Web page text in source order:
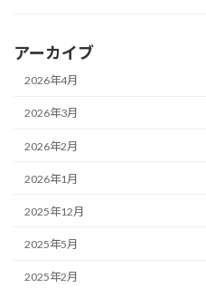
アーカイブ
2026年4月
2026年3月
2026年2月
2026年1月
2025年12月
2025年5月
2025年2月